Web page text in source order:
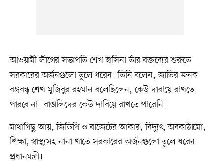
আওয়ামী লীগের সভাপতি শেখ হাসিনা তাঁর বক্তব্যের শুরুতে
সরকারের অর্জনগুলো তুলে ধরেন। তিনি বলেন, জাতির জনক
বঙ্গবন্ধু শেখ মুজিবুর রহমান বলেছিলেন, কেউ দাবায়ে রাখতে
পারবে না। বাঙালিদের কেউ দাবিয়ে রাখতে পারেনি।
মাথাপিছু আয়, জিডিপি ও বাজেটের আকার, বিদ্যুৎ, অবকাঠামো,
শিক্ষা, স্বাস্থ্যসহ নানা খাতে সরকারের অর্জনগুলো তুলে ধরেন
প্রধানমন্ত্রী।